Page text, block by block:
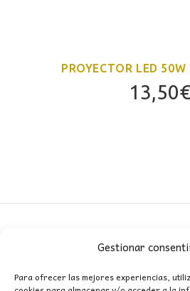
Gestionar
Para ofrecer las mejores experiencias,
PROYECTOR LED 50W
13,50€